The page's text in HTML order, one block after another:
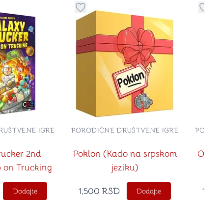
stvari u kategoriju omiljeno
2nd
on Trucking
IGRE
Dodajte
Dugme za dodavanje stvari u
Poklon (Kado na srpskom
jeziku)
PORODIČNE DRUŠTVENE IGRE
1,500 RSD Dodajte
Odin